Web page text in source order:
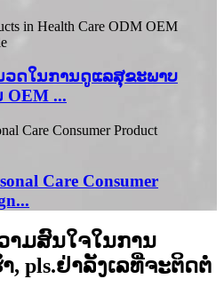
ດໃນການດູແລສຸຂະພາບ
OEM ...
Care Consumer
າມສົນໃຈໃນການ
, pls.ຢ່າລັງເລທີ່ຈະຕິດຕໍ່